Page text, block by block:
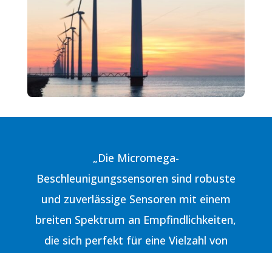
„Die Micromega-
Beschleunigungssensoren sind robuste
und zuverlässige Sensoren mit einem
breiten Spektrum an Empfindlichkeiten,
die sich perfekt für eine Vielzahl von